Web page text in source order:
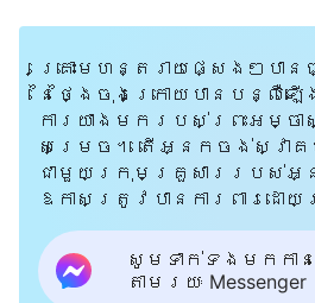
ខ្ញុំ ហើយអាចថែមទាំងរកល
ខ្ញុំចេញទៀតផង។ ខ្ញុំក៏ស
បំភ្លេចអំពីរឿងនេះ។ ខ្ញុំក៏
ទុកវាចោល។ តែក្រោយមក
មិនស្រួល។ ខ្ញុំបានឃើញបញ្
ច្បាស់ក្រឡែត ដោយមិននិយា
មួយម៉ាត់។ នោះមិនមែនជាបំ
គ្រោះមហន្តរាយផ្សេងៗបាន
នៃថ្ងៃចុងក្រោយបានបន្លឺឡើ
ការយាងមករបស់ព្រះអម្ច
សម្រេច។ តើអ្នកចង់ស្វា
ជាមួយក្រុមគ្រួសាររបស់អ្
ឱកាសត្រូវបានការពារដោយព្
សូមទាក់ទងមកកា
តាមរយៈ Messenger